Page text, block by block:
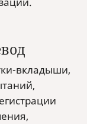
вкладыши,